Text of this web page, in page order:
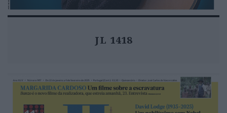
JL 1418